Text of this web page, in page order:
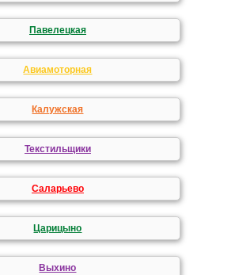
Павелецкая
Авиамоторная
Калужская
Текстильщики
Саларьево
Царицыно
Выхино